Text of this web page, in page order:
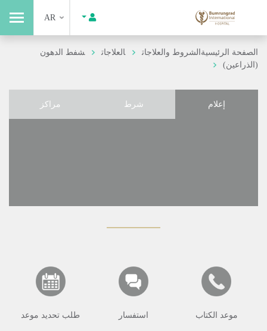
AR
الصفحة الرئيسيةالشروط والعلاجات العلاجات
شفط الدهون
(الذراعين)
إعلام شرط مراكز
موعد الكتاب استفسار طلب تحديد موعد